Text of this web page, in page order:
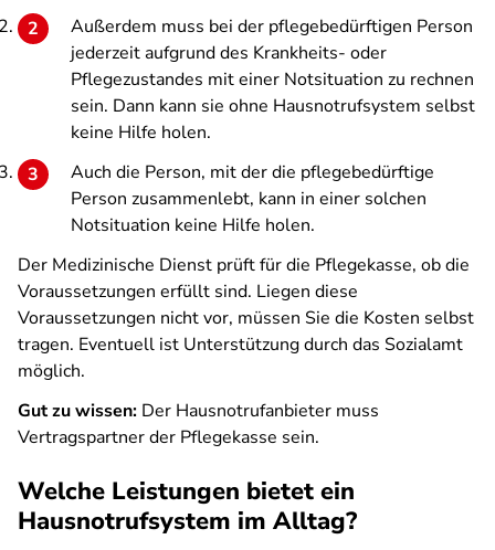
Außerdem muss bei der pflegebedürftigen Person
jederzeit aufgrund des Krankheits- oder
Pflegezustandes mit einer Notsituation zu rechnen
sein. Dann kann sie ohne Hausnotrufsystem selbst
keine Hilfe holen.
Auch die Person, mit der die pflegebedürftige
Person zusammenlebt, kann in einer solchen
Notsituation keine Hilfe holen.
Der Medizinische Dienst prüft für die Pflegekasse, ob die
Voraussetzungen erfüllt sind. Liegen diese
Voraussetzungen nicht vor, müssen Sie die Kosten selbst
tragen. Eventuell ist Unterstützung durch das Sozialamt
möglich.
Gut zu wissen: Der Hausnotrufanbieter muss
Vertragspartner der Pflegekasse sein.
Welche Leistungen bietet ein
Hausnotrufsystem im Alltag?